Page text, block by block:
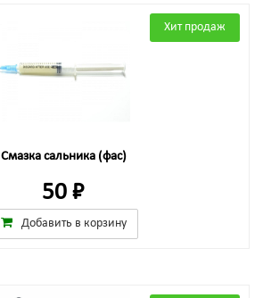
Хит продаж
Смазка сальника (фас)
50 ₽
Добавить в корзину